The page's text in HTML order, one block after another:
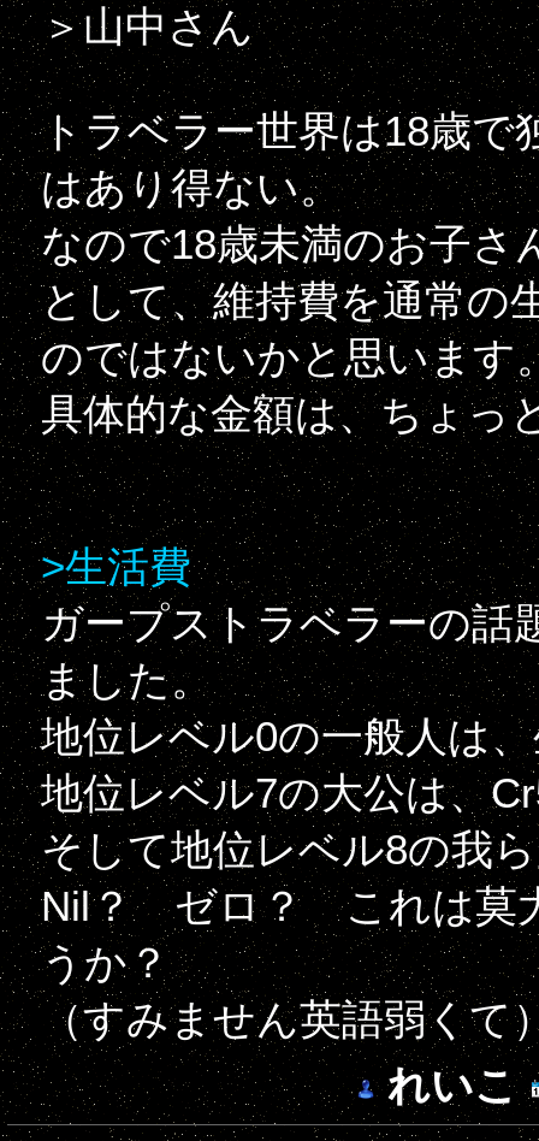
＞山中さん
トラベラー世界は18歳で
はあり得ない。
なので18歳未満のお子さ
として、維持費を通常の
のではないかと思います
具体的な金額は、ちょっ
>生活費
ガープストラベラーの話
ました。
地位レベル0の一般人は
地位レベル7の大公は、
そして地位レベル8の我
Nil？ ゼロ？ これは莫
うか？
（すみません英語弱くて
れいこ